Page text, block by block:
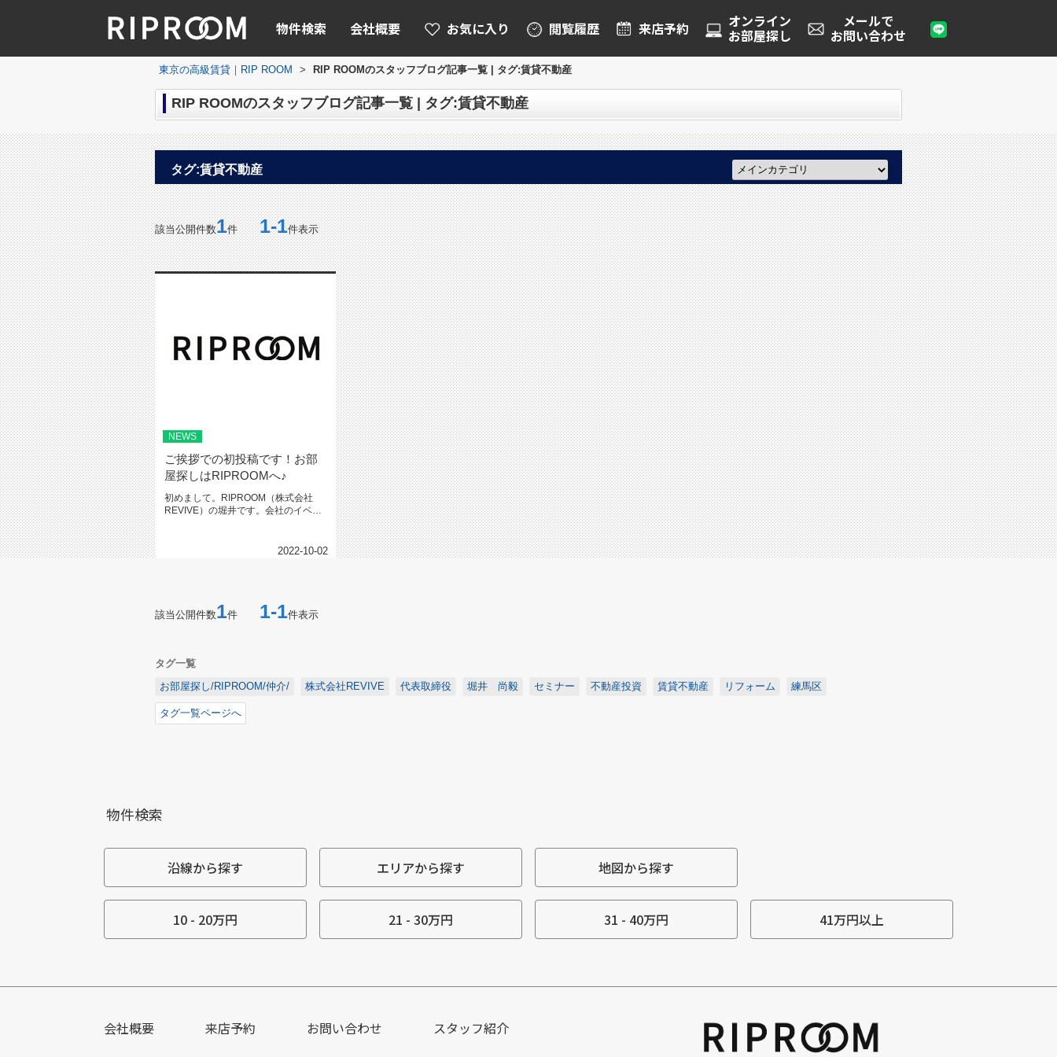
物件検索 会社概要 お気に入り 閲覧履歴 来店予約 オンライン
お部屋探し
メールで
お問い合わせ
東京の高級賃貸｜RIP ROOM > RIP ROOMのスタッフブログ記事一覧 | タグ:賃貸不動産
RIP ROOMのスタッフブログ記事一覧 | タグ:賃貸不動産
タグ:賃貸不動産
該当公開件数1件1-1件表示
NEWS
ご挨拶での初投稿です！お部
屋探しはRIPROOMへ♪
初めまして。RIPROOM（株式会社
REVIVE）の堀井です。会社のイベン
2022-10-02
該当公開件数1件 1-1件表示
タグ一覧
お部屋探し/RIPROOM/仲介/
株式会社REVIVE 代表取締役 堀井 尚毅 セミナー 不動産投資 賃貸不動産 リフォーム 練馬区
タグ一覧ページへ
物件検索
沿線から探す エリアから探す 地図から探す
10 - 20万円 21 - 30万円 31 - 40万円 41万円以上
会社概要 来店予約 お問い合わせ スタッフ紹介